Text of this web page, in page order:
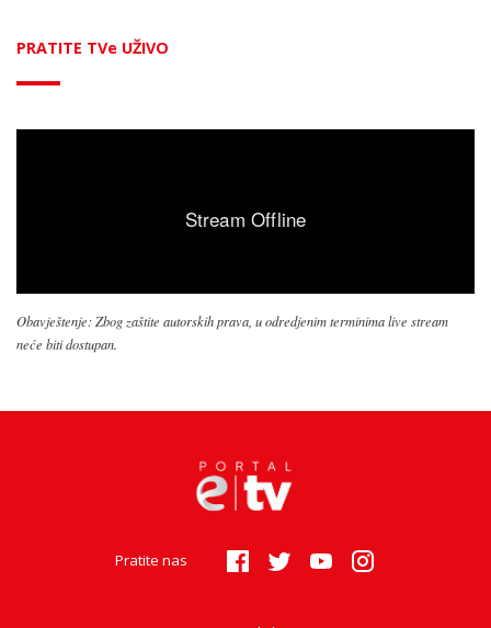
PRATITE TVe UŽIVO
Obavještenje: Zbog zaštite autorskih prava, u odredjenim terminima live stream
neće biti dostupan.
Pratite nas